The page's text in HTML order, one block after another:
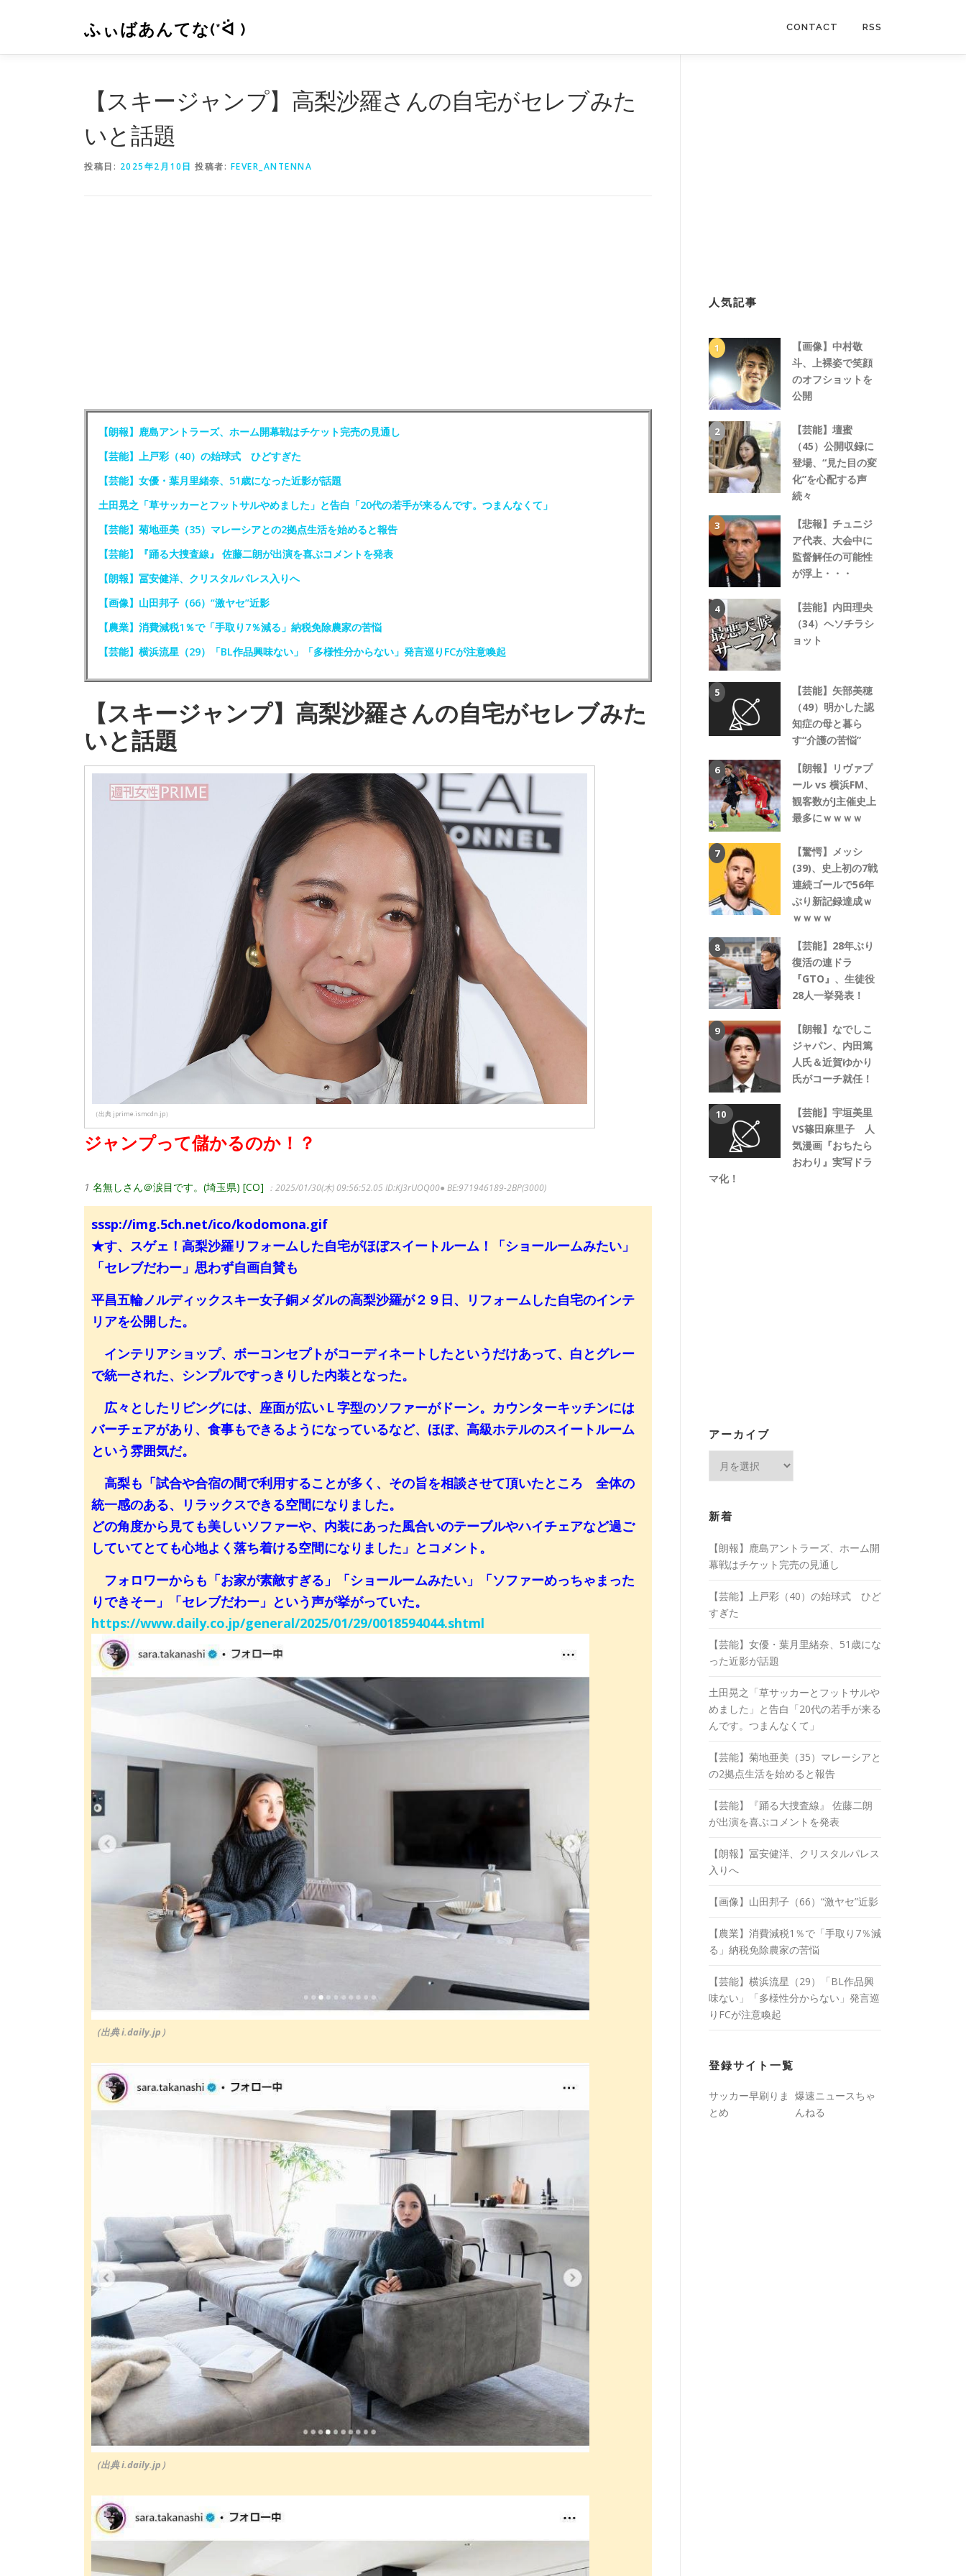
ン
ふぃばあんてな(*ᐛ ) CONTACT RSS
【スキージャンプ】高梨沙羅さんの自宅がセレブみた
いと話題
投稿日: 2025年2月10日 投稿者: FEVER_ANTENNA
【朗報】鹿島アントラーズ、ホーム開幕戦はチケット完売の見通し
【芸能】上戸彩（40）の始球式 ひどすぎた
【芸能】女優・葉月里緒奈、51歳になった近影が話題
土田晃之「草サッカーとフットサルやめました」と告白「20代の若手が来るんです。つまんなくて」
【芸能】菊地亜美（35）マレーシアとの2拠点生活を始めると報告
【芸能】『踊る大捜査線』 佐藤二朗が出演を喜ぶコメントを発表
【朗報】冨安健洋、クリスタルパレス入りへ
【画像】山田邦子（66）“激ヤセ”近影
【農業】消費減税1％で「手取り7％減る」納税免除農家の苦悩
【芸能】横浜流星（29）「BL作品興味ない」「多様性分からない」発言巡りFCが注意喚起
【スキージャンプ】高梨沙羅さんの自宅がセレブみた
いと話題
（出典 jprime.ismcdn.jp）
ジャンプって儲かるのか！？
1 名無しさん＠涙目です。(埼玉県) [CO] ：2025/01/30(木) 09:56:52.05ID:KJ3rUOQ00● BE:971946189-2BP(3000)
sssp://img.5ch.net/ico/kodomona.gif
★す、スゲェ！高梨沙羅リフォームした自宅がほぼスイートルーム！「ショールームみたい」
「セレブだわー」思わず自画自賛も
平昌五輪ノルディックスキー女子銅メダルの高梨沙羅が２９日、リフォームした自宅のインテ
リアを公開した。
インテリアショップ、ボーコンセプトがコーディネートしたというだけあって、白とグレー
で統一された、シンプルですっきりした内装となった。
広々としたリビングには、座面が広いＬ字型のソファーがドーン。カウンターキッチンには
バーチェアがあり、食事もできるようになっているなど、ほぼ、高級ホテルのスイートルーム
という雰囲気だ。
高梨も「試合や合宿の間で利用することが多く、その旨を相談させて頂いたところ 全体の
統一感のある、リラックスできる空間になりました。
どの角度から見ても美しいソファーや、内装にあった風合いのテーブルやハイチェアなど過ご
していてとても心地よく落ち着ける空間になりました」とコメント。
フォロワーからも「お家が素敵すぎる」「ショールームみたい」「ソファーめっちゃまった
りできそー」「セレブだわー」という声が挙がっていた。
https://www.daily.co.jp/general/2025/01/29/0018594044.shtml
（出典 i.daily.jp）
（出典 i.daily.jp）
人気記事
【画像】中村敬
斗、上裸姿で笑顔
のオフショットを
公開
【芸能】壇蜜
（45）公開収録に
登場、“見た目の変
化”を心配する声
続々
【悲報】チュニジ
ア代表、大会中に
監督解任の可能性
が浮上・・・
【芸能】内田理央
（34）ヘソチラシ
ョット
【芸能】矢部美穂
（49）明かした認
知症の母と暮ら
す“介護の苦悩”
【朗報】リヴァプ
ール vs 横浜FM、
観客数がJ主催史上
最多にｗｗｗｗ
【驚愕】メッシ
(39)、史上初の7戦
連続ゴールで56年
ぶり新記録達成ｗ
ｗｗｗｗ
【芸能】28年ぶり
復活の連ドラ
『GTO』、生徒役
28人一挙発表！
【朗報】なでしこ
ジャパン、内田篤
人氏＆近賀ゆかり
氏がコーチ就任！
【芸能】宇垣美里
VS篠田麻里子 人
気漫画『おちたら
おわり』実写ドラ
マ化！
アーカイブ
イ
ブ
新着
【朗報】鹿島アントラーズ、ホーム開
幕戦はチケット完売の見通し
【芸能】上戸彩（40）の始球式 ひど
すぎた
【芸能】女優・葉月里緒奈、51歳にな
った近影が話題
土田晃之「草サッカーとフットサルや
めました」と告白「20代の若手が来る
んです。つまんなくて」
【芸能】菊地亜美（35）マレーシアと
の2拠点生活を始めると報告
【芸能】『踊る大捜査線』 佐藤二朗
が出演を喜ぶコメントを発表
【朗報】冨安健洋、クリスタルパレス
入りへ
【画像】山田邦子（66）“激ヤセ”近影
【農業】消費減税1％で「手取り7％減
る」納税免除農家の苦悩
【芸能】横浜流星（29）「BL作品興
味ない」「多様性分からない」発言巡
りFCが注意喚起
登録サイト一覧
サッカー早刷りま
とめ
爆速ニュースちゃ
んねる